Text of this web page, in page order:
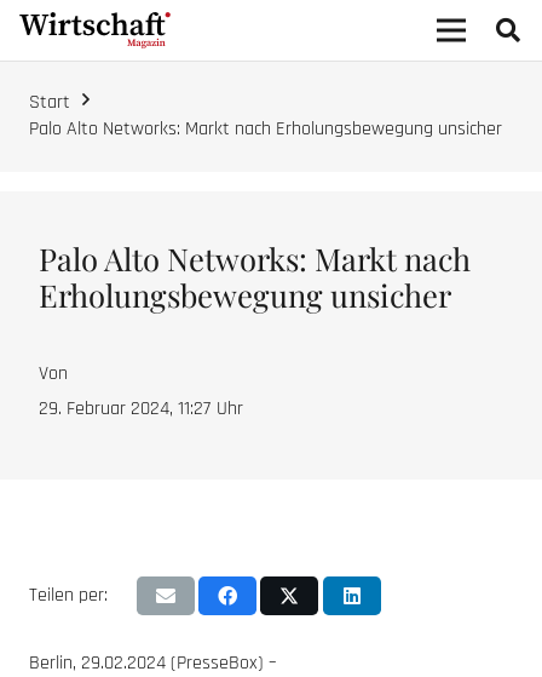
Start
Palo Alto Networks: Markt nach Erholungsbewegung unsicher
Palo Alto Networks: Markt nach
Erholungsbewegung unsicher
Von
29. Februar 2024, 11:27 Uhr
Teilen per:
Berlin, 29.02.2024 (PresseBox) –